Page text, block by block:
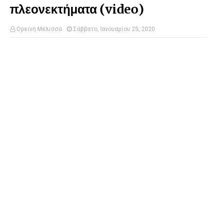
πλεονεκτήματα (video)
Ορεινή Μέλισσα Σάββατο, Ιανουαρίου 25, 2020